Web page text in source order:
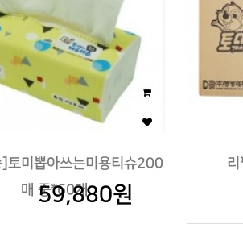
]토미뽑아쓰는미용티슈200
매 중*60개
59,880원